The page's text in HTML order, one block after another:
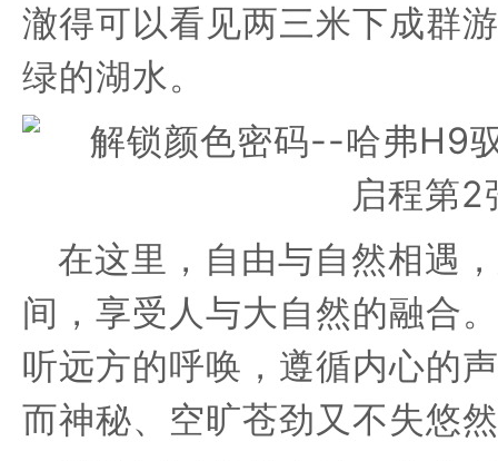
澈得可以看见两三米下成群
绿的湖水。
在这里，自由与自然相遇
间，享受人与大自然的融合。
听远方的呼唤，遵循内心的
而神秘、 空旷苍劲又不失悠